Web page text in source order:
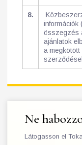
8.
információk
összegzés
ajánlatok
a megkötött
Ne
Látogasson el